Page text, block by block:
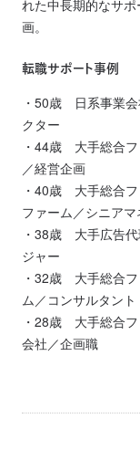
れた中長期的なサ
画。
転職サポート事例
・50歳 日系事業
クター
・44歳 大手総合
／経営企画
・40歳 大手総合
ファーム／シニアマ
・38歳 大手広告
ジャー
・32歳 大手総合
ム／コンサルタント
・28歳 大手総合
会社／企画職